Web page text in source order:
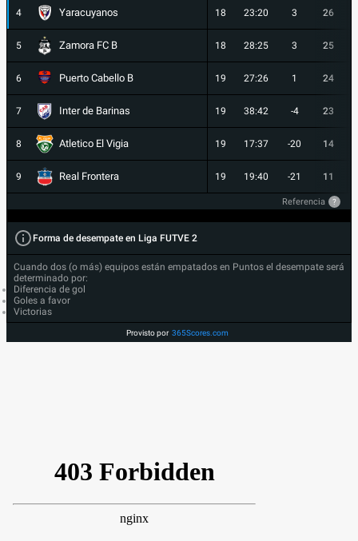
4 Yaracuyanos 18 23:20 3 26
5 Zamora FC B 18 28:25 3 25
6 Puerto Cabello B 19 27:26 1 24
7 Inter de Barinas 19 38:42 -4 23
8 Atletico El Vigia 19 17:37 -20 14
9 Real Frontera 19 19:40 -21 11
Referencia ?
Forma de desempate en Liga FUTVE 2
Cuando dos (o más) equipos están empatados en Puntos el desempate será
determinado por:
Diferencia de gol
Goles a favor
Victorias
Provisto por 365Scores.com